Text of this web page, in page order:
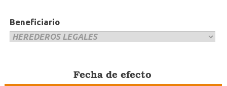
Beneficiario
Fecha de efecto